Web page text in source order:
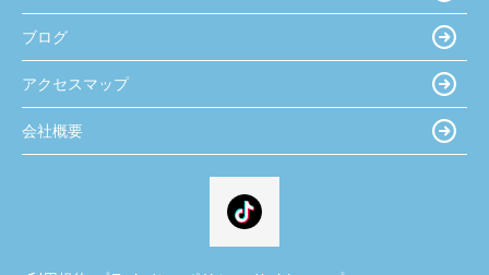
ブログ
アクセスマップ
会社概要